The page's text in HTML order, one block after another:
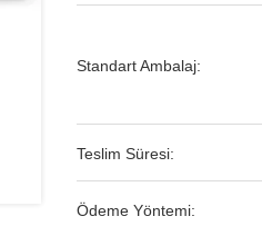
Standart Ambalaj:
Teslim Süresi:
Ödeme Yöntemi: